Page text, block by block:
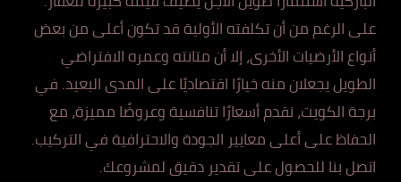
على الرغم من أن تكلفته الأولية قد تكون أعلى من بعض
أنواع الأرضيات الأخرى، إلا أن متانته وعمره الافتراضي
الطويل يجعلان منه خيارًا اقتصاديًا على المدى البعيد. في
برجة الكويت، نقدم أسعارًا تنافسية وعروضًا مميزة، مع
الحفاظ على أعلى معايير الجودة والاحترافية في التركيب.
اتصل بنا للحصول على تقدير دقيق لمشروعك.